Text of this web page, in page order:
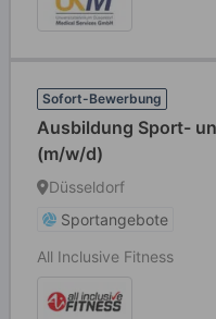
Sofort-Bewerbung
Ausbildung Sport-
(m/w/d)
Düsseldorf
Sportangebote
All Inclusive Fitness